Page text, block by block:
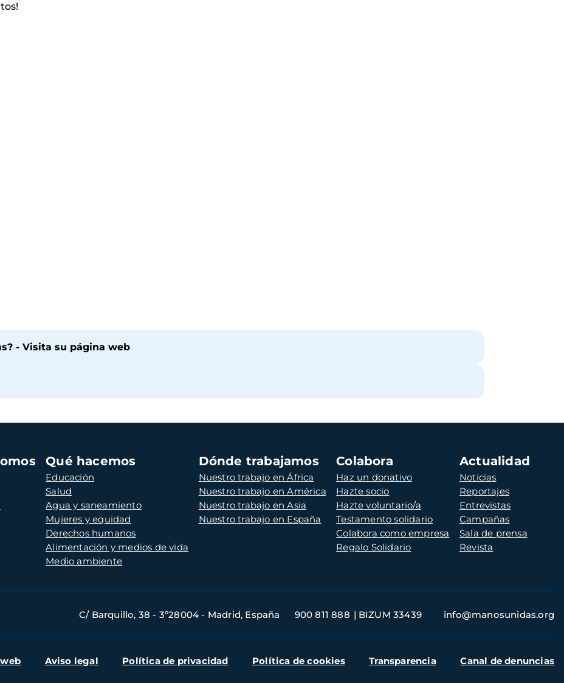
- Visita su página web
Qué hacemos
Educación
Salud
Agua y saneamiento
Mujeres y equidad
Derechos humanos
Alimentación y medios de vida
Medio ambiente
Dónde trabajamos
Nuestro trabajo en África
Nuestro trabajo en América
Nuestro trabajo en Asia
Nuestro trabajo en España
Colabora
Haz un donativo
Hazte socio
Hazte voluntario/a
Testamento solidario
Colabora como empresa
Regalo Solidario
Actualidad
Noticias
Reportajes
Entrevistas
Campañas
Sala de prensa
Revista
C/ Barquillo, 38 - 3º28004 - Madrid, España 900 811 888 BIZUM 33439 info@manosunidas.org
Aviso legal Política de privacidad Política de cookies Transparencia Canal de denuncias